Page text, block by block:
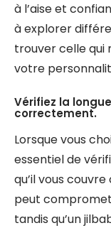
à l’aise et
à explorer
trouver celle qui
votre
Vérifiez la
correctement.
Lorsque vous
essentiel de
qu’il vous
peut
tandis qu’un